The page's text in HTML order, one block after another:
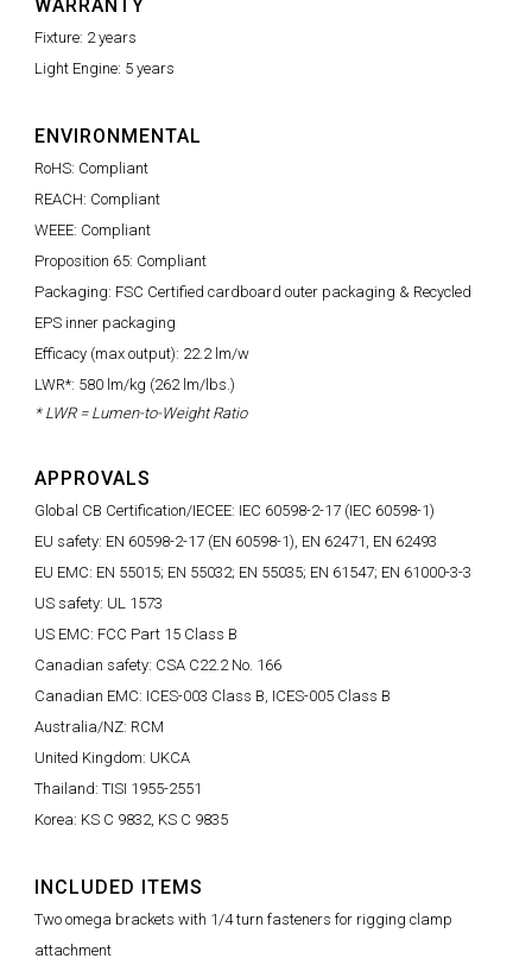
WARRANTY
Fixture: 2 years
Light Engine: 5 years
ENVIRONMENTAL
RoHS: Compliant
REACH: Compliant
WEEE: Compliant
Proposition 65: Compliant
Packaging: FSC Certified cardboard outer packaging & Recycled
EPS inner packaging
Efficacy (max output): 22.2 lm/w
LWR*: 580 lm/kg (262 lm/lbs.)
* LWR = Lumen-to-Weight Ratio
APPROVALS
Global CB Certification/IECEE: IEC 60598-2-17 (IEC 60598-1)
EU safety: EN 60598-2-17 (EN 60598-1), EN 62471, EN 62493
EU EMC: EN 55015; EN 55032; EN 55035; EN 61547; EN 61000-3-3
US safety: UL 1573
US EMC: FCC Part 15 Class B
Canadian safety: CSA C22.2 No. 166
Canadian EMC: ICES-003 Class B, ICES-005 Class B
Australia/NZ: RCM
United Kingdom: UKCA
Thailand: TISI 1955-2551
Korea: KS C 9832, KS C 9835
INCLUDED ITEMS
Two omega brackets with 1/4 turn fasteners for rigging clamp
attachment